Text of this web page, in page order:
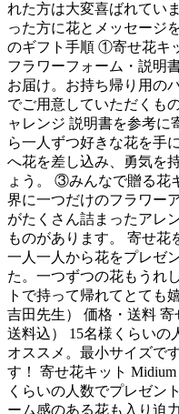
れた方は大変喜ばれてい
った方に花とメッセージ
のギフト手順 ①寄せ花キ
フラワーフォーム・説明
お届け。お持ち帰り用の
でご用意していただくも
ャレンジ 説明書を参考に
ら一人ずつ好きな花を手
へ花を差し込み、勇気を
ょう。 ③みんなで贈る花
界に一つだけのフラワー
がたくさん詰まったアレ
ものがあります。 寄せ花
一人一人から花をプレゼ
た。一つずつの花もうれ
トで持って帰れてとても
吉田先生） 価格・送料 寄
送料込） 15名様くらいの
オススメ。最小サイズで
す！ 寄せ花キット
くらいの人数でプレゼン
ーム感のある花も入り迫